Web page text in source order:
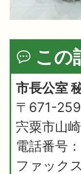
この
市長公室
〒671-
宍粟市山
電話番号：
ファック